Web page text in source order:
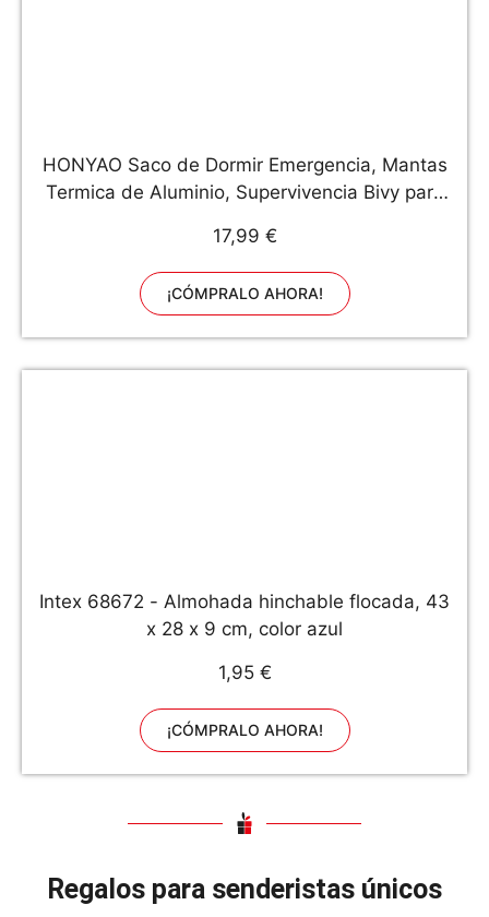
HONYAO Saco de Dormir Emergencia, Mantas
Termica de Aluminio, Supervivencia Bivy para
17,99 €
¡CÓMPRALO AHORA!
Intex 68672 - Almohada hinchable flocada, 43
x 28 x 9 cm, color azul
1,95 €
¡CÓMPRALO AHORA!
Regalos para senderistas únicos